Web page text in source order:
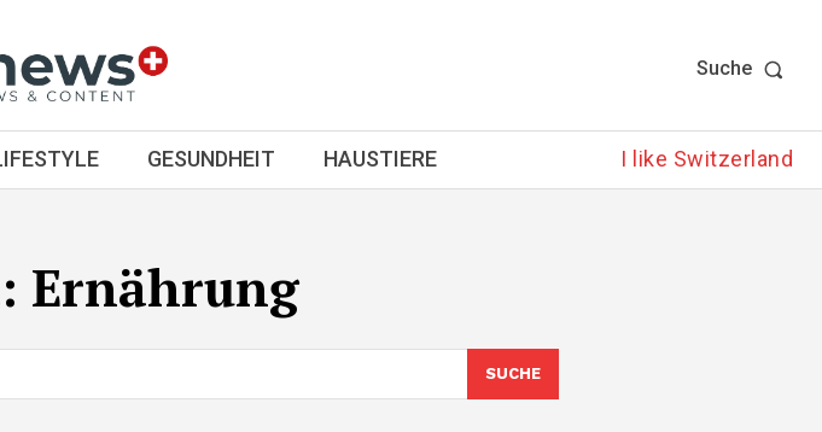
Suche
GESUNDHEIT HAUSTIERE I like Switzerland
Ernährung
SUCHE